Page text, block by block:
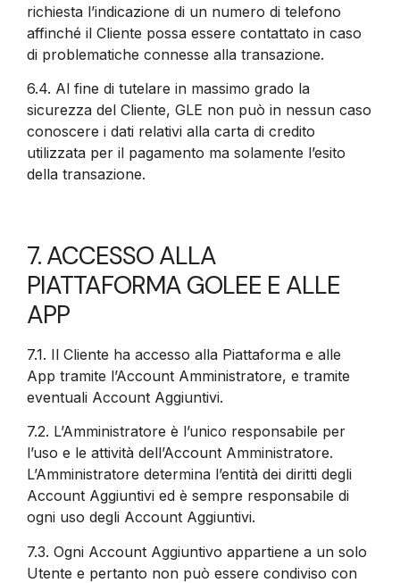
richiesta l’indicazione di un numero di telefono
affinché il Cliente possa essere contattato in caso
di problematiche connesse alla transazione.
6.4. Al fine di tutelare in massimo grado la
sicurezza del Cliente, GLE non può in nessun caso
conoscere i dati relativi alla carta di credito
utilizzata per il pagamento ma solamente l’esito
della transazione.
7. ACCESSO ALLA
PIATTAFORMA GOLEE E ALLE
APP
7.1. Il Cliente ha accesso alla Piattaforma e alle
App tramite l’Account Amministratore, e tramite
eventuali Account Aggiuntivi.
7.2. L’Amministratore è l’unico responsabile per
l’uso e le attività dell’Account Amministratore.
L’Amministratore determina l’entità dei diritti degli
Account Aggiuntivi ed è sempre responsabile di
ogni uso degli Account Aggiuntivi.
7.3. Ogni Account Aggiuntivo appartiene a un solo
Utente e pertanto non può essere condiviso con